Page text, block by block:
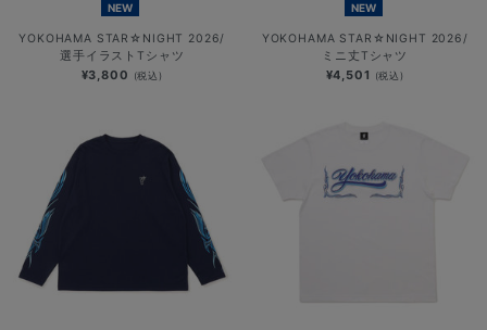
NEW
YOKOHAMA STAR☆NIGHT 2026/
選手イラストTシャツ
¥3,800 (税込)
NEW
YOKOHAMA STAR☆NIGHT 2026/
ミニ丈Tシャツ
¥4,501 (税込)